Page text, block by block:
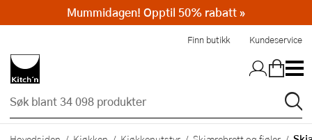
Finn butikk Kundeservice
Mummidagen! Opptil 50% rabatt »